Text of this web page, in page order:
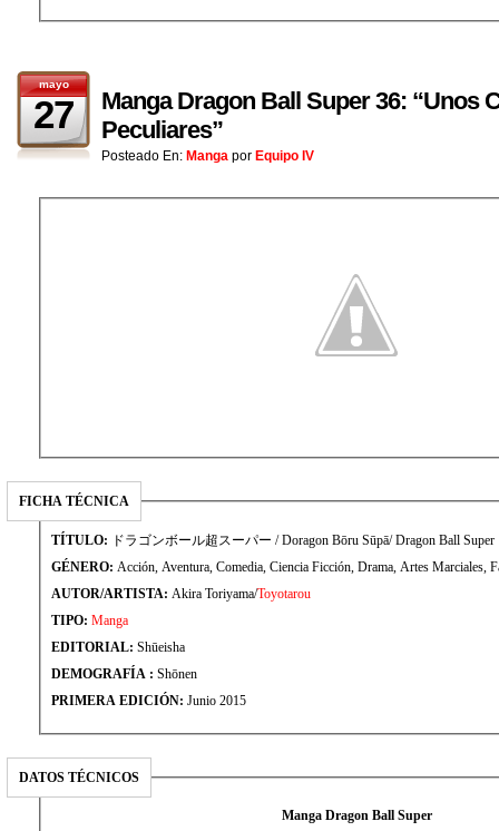
mayo
27
Manga Dragon Ball Super 36: “Unos
Peculiares”
Posteado En: Manga por Equipo IV
FICHA TÉCNICA
TÍTULO: ドラゴンボール超スーパー / Doragon Bōru Sūpā/ Dragon Ball Super
GÉNERO: Acción, Aventura, Comedia, Ciencia Ficción, Drama, Artes Marciales,
AUTOR/ARTISTA: Akira Toriyama/Toyotarou
TIPO: Manga
EDITORIAL: Shūeisha
DEMOGRAFÍA : Shōnen
PRIMERA EDICIÓN: Junio 2015
DATOS TÉCNICOS
Manga Dragon Ball Super